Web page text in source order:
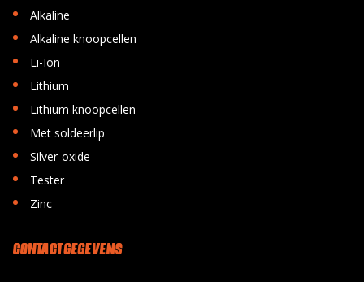
• Alkaline
• Alkaline knoopcellen
• Li-Ion
• Lithium
• Lithium knoopcellen
• Met soldeerlip
• Silver-oxide
• Tester
• Zinc
CONTACT GEGEVENS